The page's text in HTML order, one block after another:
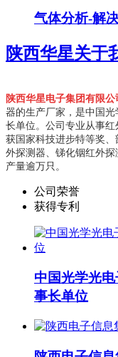
气体分析-解
陕西华星关于
陕西华星电子集团有限公
器的生产厂家，是中国
长单位。 公司专业从事
获国家科技进步特等奖
外探测器、锑化铟红外
产量逾万只。
公司荣誉
获得专利
中国光学光
事长单位